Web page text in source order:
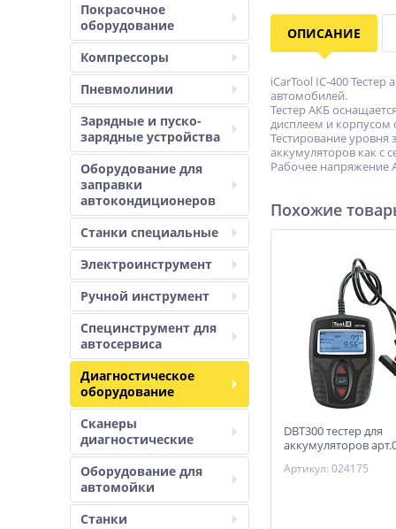
Покрасочное
оборудование
Компрессоры
Пневмолинии
Зарядные и пуско-
зарядные устройства
Оборудование для
заправки
автокондиционеров
Станки специальные
Электроинструмент
Ручной инструмент
Специнструмент для
автосервиса
Диагностическое
оборудование
Сканеры
диагностические
Оборудование для
автомойки
Станки
ОПИСАНИЕ
iCarTool IC-400
автомобилей.
Тестер АКБ
дисплеем и корпусом
Тестирование уровня
аккумуляторов как с
Рабочее напряжение
Похожие
DBT300 тестер для
аккумуляторов
Артикул: 024175